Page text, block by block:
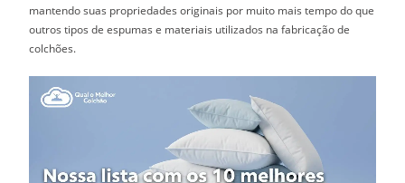
mantendo suas propriedades originais por muito mais tempo do que
outros tipos de espumas e materiais utilizados na fabricação de
colchões.